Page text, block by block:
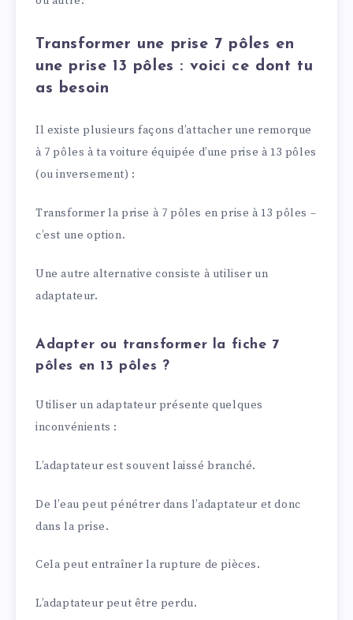
Transformer une prise 7 pôles en
une prise 13 pôles : voici ce dont tu
as besoin
Il existe plusieurs façons d’attacher une remorque
à 7 pôles à ta voiture équipée d’une prise à 13 pôles
(ou inversement) :
Transformer la prise à 7 pôles en prise à 13 pôles –
c’est une option.
Une autre alternative consiste à utiliser un
adaptateur.
Adapter ou transformer la fiche 7
pôles en 13 pôles ?
Utiliser un adaptateur présente quelques
inconvénients :
L’adaptateur est souvent laissé branché.
De l’eau peut pénétrer dans l’adaptateur et donc
dans la prise.
Cela peut entraîner la rupture de pièces.
L’adaptateur peut être perdu.